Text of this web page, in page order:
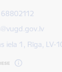
iela 1, Rīga, LV-